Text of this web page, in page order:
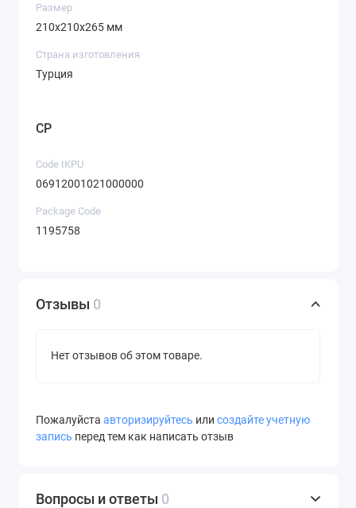
Размер
210х210х265 мм
Страна изготовления
Турция
CP
Code IKPU
06912001021000000
Package Code
1195758
Отзывы 0
Нет отзывов об этом товаре.
Пожалуйста авторизируйтесь или создайте учетную
запись перед тем как написать отзыв
Вопросы и ответы 0